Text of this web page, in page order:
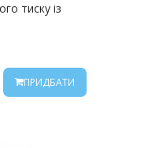
тиску із
ПРИДБАТИ